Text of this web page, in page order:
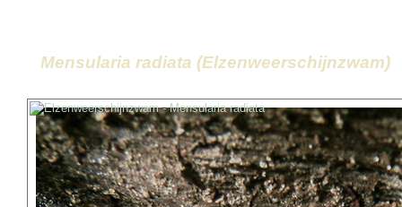
Mensularia radiata (Elzenweerschijnzwam)